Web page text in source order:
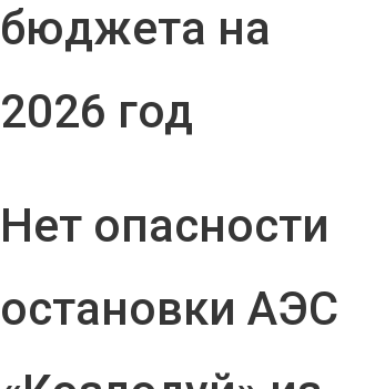
бюджета на
2026 год
Нет опасности
остановки АЭС